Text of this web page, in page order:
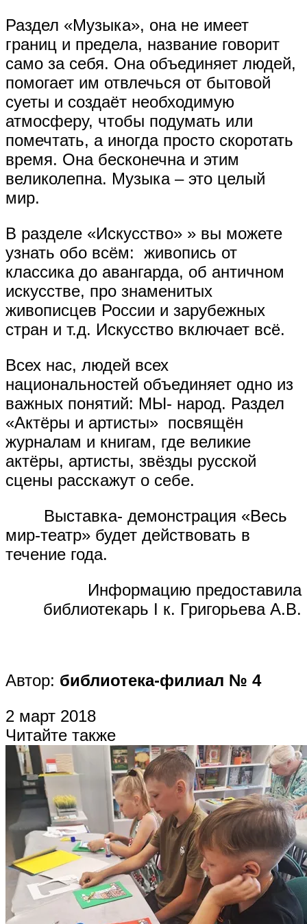
Раздел «Музыка», она не имеет
границ и предела, название говорит
само за себя. Она объединяет людей,
помогает им отвлечься от бытовой
суеты и создаёт необходимую
атмосферу, чтобы подумать или
помечтать, а иногда просто скоротать
время. Она бесконечна и этим
великолепна. Музыка – это целый
мир.
В разделе «Искусство» » вы можете
узнать обо всём: живопись от
классика до авангарда, об античном
искусстве, про знаменитых
живописцев России и зарубежных
стран и т.д. Искусство включает всё.
Всех нас, людей всех
национальностей объединяет одно из
важных понятий: МЫ- народ. Раздел
«Актёры и артисты» посвящён
журналам и книгам, где великие
актёры, артисты, звёзды русской
сцены расскажут о себе.
Выставка- демонстрация «Весь
мир-театр» будет действовать в
течение года.
Информацию предоставила
библиотекарь I к. Григорьева А.В.
Автор: библиотека-филиал № 4
2 март 2018
Читайте также